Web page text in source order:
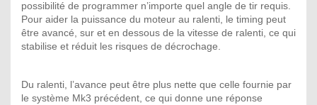
possibilité de programmer n’importe quel angle de tir requis.
Pour aider la puissance du moteur au ralenti, le timing peut
être avancé, sur et en dessous de la vitesse de ralenti, ce qui
stabilise et réduit les risques de décrochage.
Du ralenti, l’avance peut être plus nette que celle fournie par
le système Mk3 précédent, ce qui donne une réponse